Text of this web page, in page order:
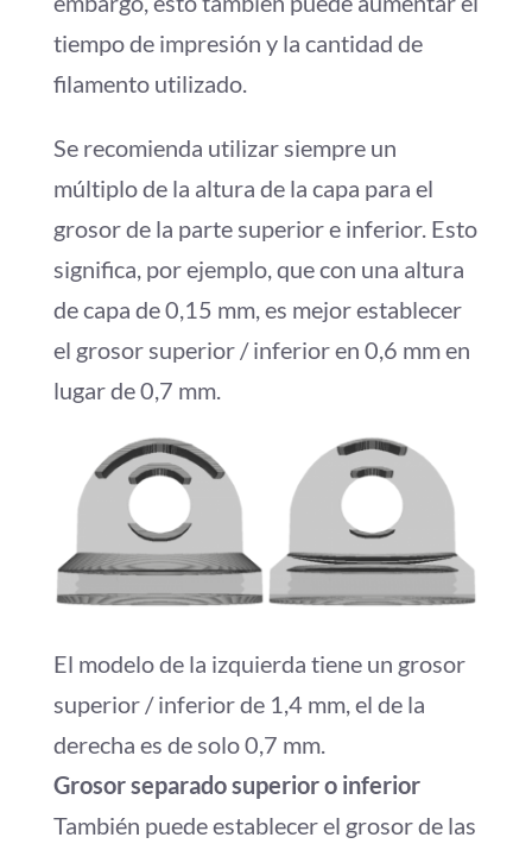
tiempo de impresión y la cantidad de
filamento utilizado.
Se recomienda utilizar siempre un
múltiplo de la altura de la capa para el
grosor de la parte superior e inferior. Esto
significa, por ejemplo, que con una altura
de capa de 0,15 mm, es mejor establecer
el grosor superior / inferior en 0,6 mm en
lugar de 0,7 mm.
El modelo de la izquierda tiene un grosor
superior / inferior de 1,4 mm, el de la
derecha es de solo 0,7 mm.
Grosor separado superior o inferior
También puede establecer el grosor de las